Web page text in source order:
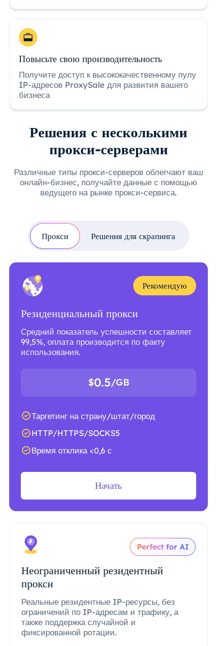
Повысьте свою производительность
Получите доступ к высококачественному пулу
IP-адресов ProxySale для развития вашего
бизнеса
Решения с несколькими
прокси-серверами
Различные типы прокси-серверов облегчают ваш
онлайн-бизнес, получайте данные с помощью
ведущего на рынке прокси-сервиса.
Прокси Решения для скрапинга
Рекомендую
Резиденциальный прокси
Средний показатель успешности составляет
99,5%, оплата производится по факту
использования.
$0.5/GB
Таргетинг на страну/штат/город
HTTP/HTTPS/SOCKS5
Время отклика <0,6 с
Начать
Perfect for AI
Неограниченный резидентный
прокси
Реальные резидентные IP-ресурсы, без
ограничений по IP-адресам и трафику, а
также поддержка случайной и
фиксированной ротации.